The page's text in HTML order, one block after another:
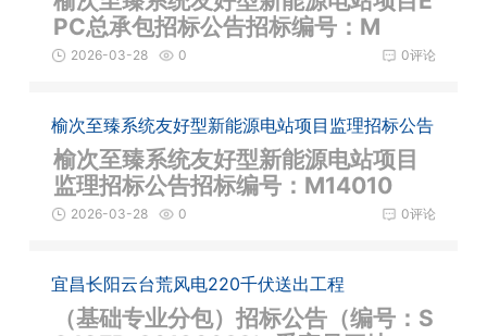
PC总承包招标公告招标编号：M
0评论
2026-03-28 0
榆次至臻系统友好型新能源电站项目监理招标公告
榆次至臻系统友好型新能源电站项目
监理招标公告招标编号：M14010
0评论
2026-03-28 0
宜昌长阳云台荒风电220千伏送出工程
（基础专业分包）招标公告（编号：S